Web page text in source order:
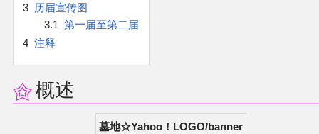
3 历届宣传图
3.1 第一届至第二届
4 注释
概述
墓地☆Yahoo！LOGO/banner
官方作品
官方游戏
官方音乐